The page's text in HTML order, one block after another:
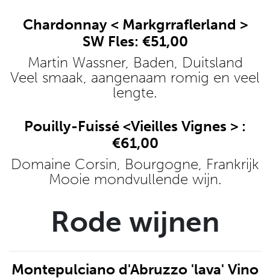
Chardonnay < Markgrraflerland >
SW Fles: €51,00
Martin Wassner, Baden, Duitsland
Veel smaak, aangenaam romig en veel
lengte.
Pouilly-Fuissé <Vieilles Vignes > :
€61,00
Domaine Corsin, Bourgogne, Frankrijk
Mooie mondvullende wijn.
Rode wijnen
Montepulciano d'Abruzzo 'lava' Vino